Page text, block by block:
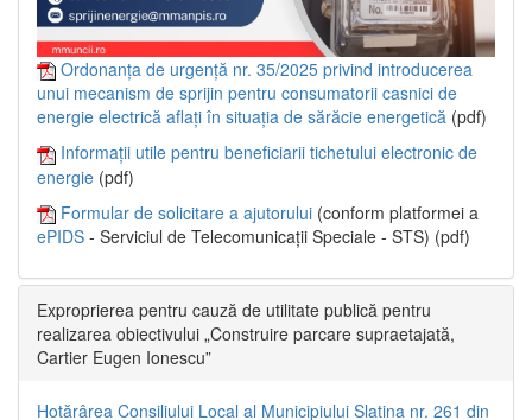
Ordonanța de urgență nr. 35/2025 privind introducerea
unui mecanism de sprijin pentru consumatorii casnici de
energie electrică aflați în situația de sărăcie energetică (pdf)
Informații utile pentru beneficiarii tichetului electronic de
energie (pdf)
Formular de solicitare a ajutorului (conform platformei a
ePIDS - Serviciul de Telecomunicații Speciale - STS) (pdf)
Exproprierea pentru cauză de utilitate publică pentru
realizarea obiectivului „Construire parcare supraetajată,
Cartier Eugen Ionescu”
Hotărârea Consiliului Local al Municipiului Slatina nr. 261 din